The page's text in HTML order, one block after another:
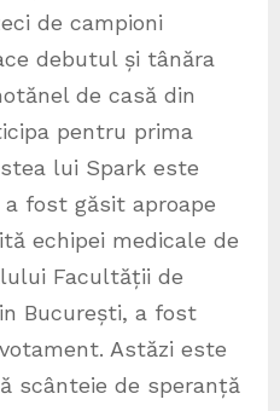
de campioni
debutul și tânăra
de casă din
pentru prima
lui Spark este
fost găsit aproape
echipei medicale de
Facultății de
București, a fost
Astăzi este
scânteie de speranță